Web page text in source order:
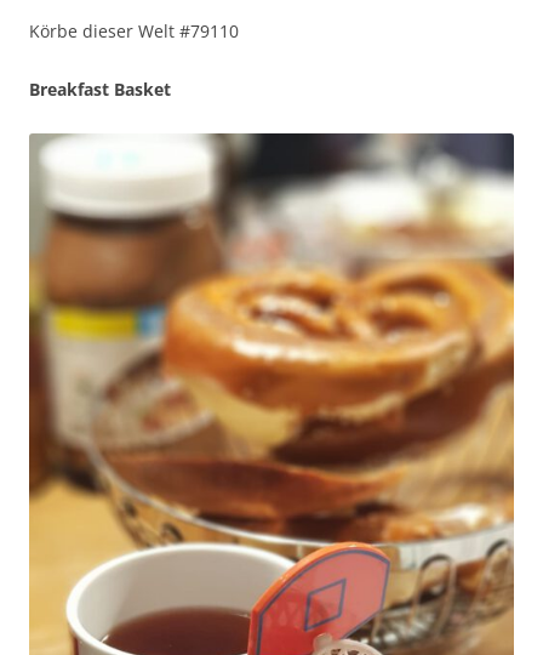
Körbe dieser Welt #79110
Breakfast Basket